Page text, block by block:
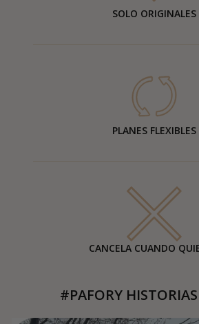
SOLO ORIGINALES
PLANES FLEXIBLES
CANCELA CUANDO
#PAFORY HISTORIAS